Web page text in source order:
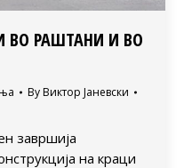
ВО РАШТАНИ И ВО
By Виктор Јаневски
завршија
на краци